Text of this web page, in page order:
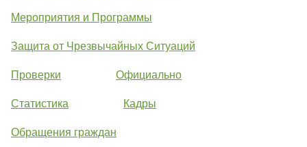
Мероприятия и Программы
Защита от Чрезвычайных Ситуаций
Проверки Официально
Статистика Кадры
Обращения граждан